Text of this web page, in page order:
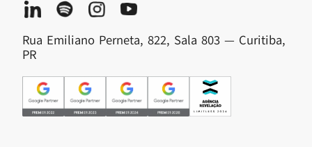
Rua Emiliano Perneta, 822, Sala 803 — Curitiba,
PR